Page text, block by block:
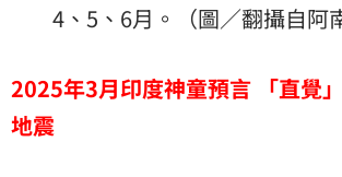
4、5、6月。（圖／翻攝自阿
2025年3月印度神童預言 「直覺
地震